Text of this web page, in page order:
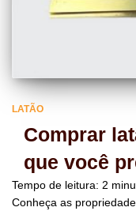
LATÃO
Comprar
que você
Tempo de leitura: 2
Conheça as